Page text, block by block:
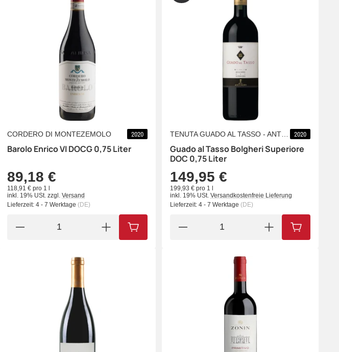
CORDERO DI MONTEZEMOLO 2020
Barolo Enrico VI DOCG 0,75 Liter
89,18 €
118,91 € pro 1 l
inkl. 19% USt. zzgl. Versand
Lieferzeit: 4 - 7 Werktage (DE)
IN DEN WARENKORB
2020
Guado al Tasso Bolgheri Superiore
DOC 0,75 Liter
149,95 €
199,93 € pro 1 l
inkl. 19% USt. Versandkostenfreie Lieferung
Lieferzeit: 4 - 7 Werktage (DE)
IN DEN